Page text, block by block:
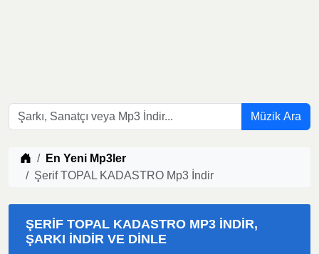
Müzik Ara
Müzik indir
En Yeni Mp3ler
Şerif TOPAL KADASTRO Mp3 İndir
ŞERIF TOPAL KADASTRO MP3 İNDIR,
ŞARKI İNDIR VE DINLE